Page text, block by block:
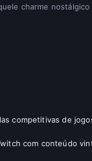
charme
competitivas de
com conteúdo